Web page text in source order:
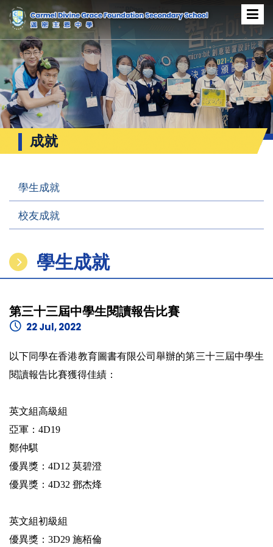
成就
學生成就
校友成就
學生成就
第三十三屆中學生閱讀報告比賽
22 Jul, 2022
以下同學在香港教育圖書有限公司舉辦的第三十三屆中學生
閱讀報告比賽獲得佳績：
英文組高級組
亞軍：4D19
鄭仲騏
優異獎：4D12 莫碧澄
優異獎：4D32 鄧杰烽
英文組初級組
優異獎：3D29 施栢倫